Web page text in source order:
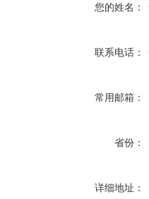
您的姓名：
联系电话：
常用邮箱：
省份：
详细地址：